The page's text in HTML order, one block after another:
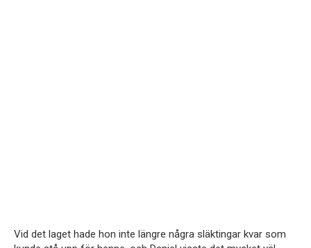
Vid det laget hade hon inte längre några släktingar kvar som